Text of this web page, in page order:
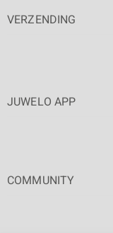
VERZENDING
JUWELO APP
COMMUNITY